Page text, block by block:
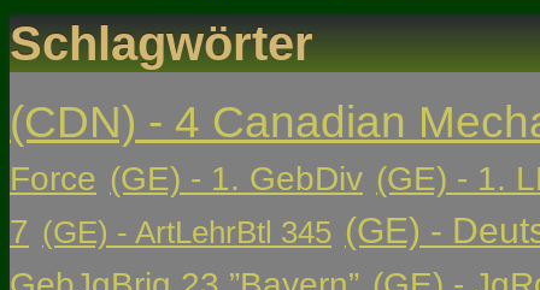
Schlagwörter
(CDN) - 4 Canadian
Force (GE) - 1. GebDiv (GE) - 1.
7 (GE) - ArtLehrBtl 345 (GE) -